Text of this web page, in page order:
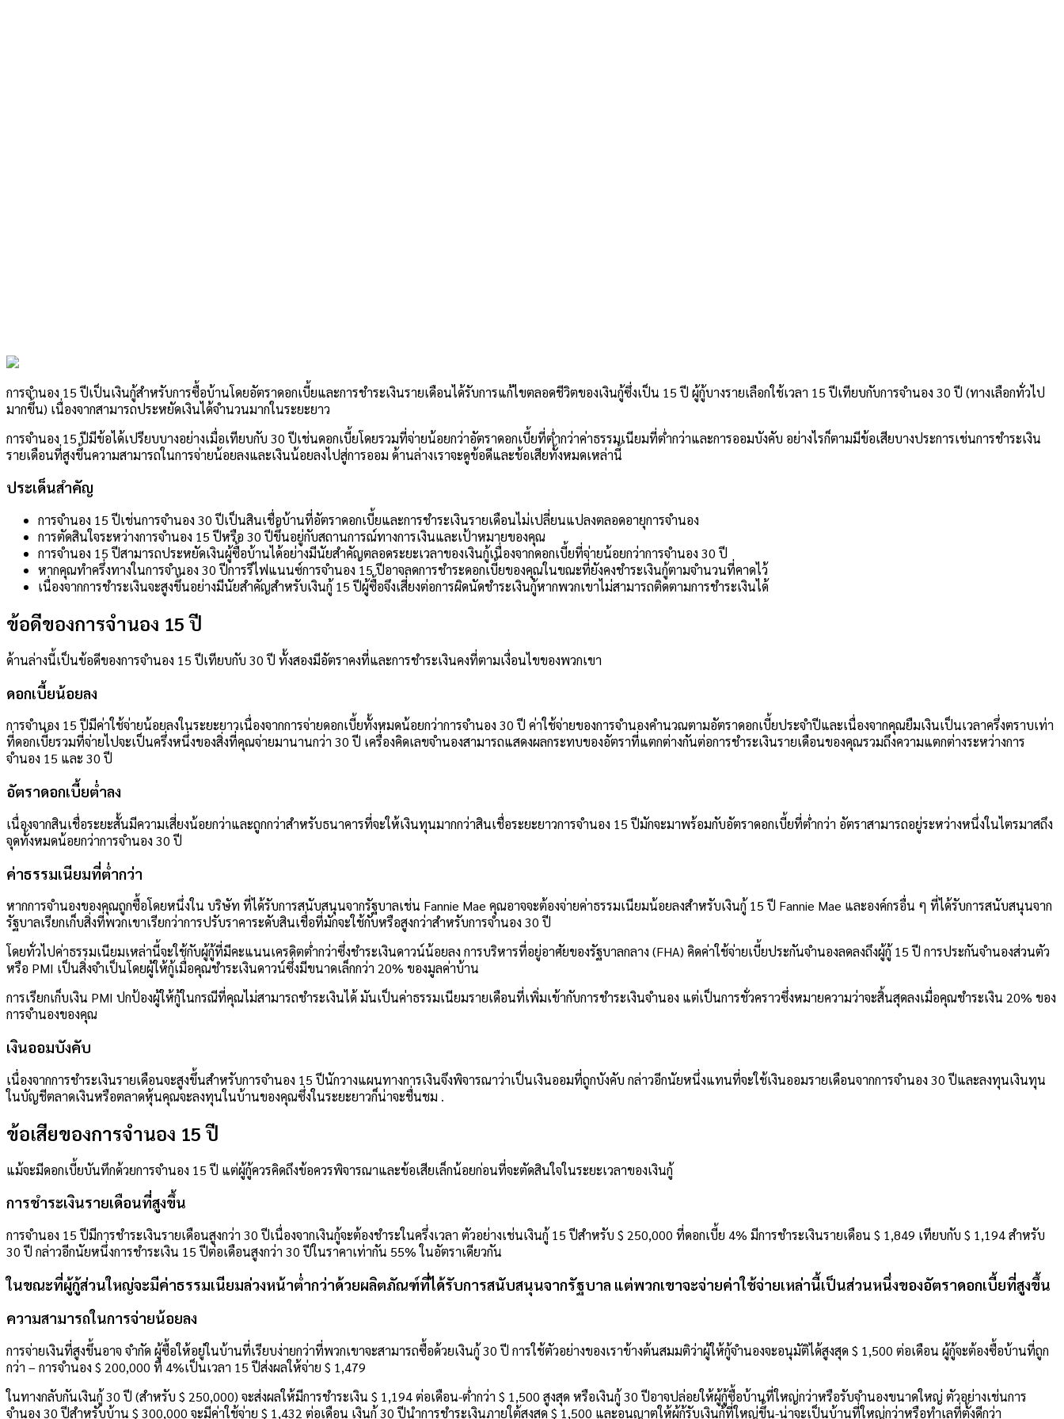
การจำนอง 15 ปีเป็นเงินกู้สำหรับการซื้อบ้านโดยอัตราดอกเบี้ยและการชำระเงินรายเดือนได้รับการแก้ไขตลอดชีวิตของเงินกู้ซึ่งเป็น 15 ปี ผู้กู้บางรายเลือกใช้เวลา 15 ปีเทียบกับการจำนอง 30 ปี (ทางเลือกทั่วไป
มากขึ้น) เนื่องจากสามารถประหยัดเงินได้จำนวนมากในระยะยาว
การจำนอง 15 ปีมีข้อได้เปรียบบางอย่างเมื่อเทียบกับ 30 ปีเช่นดอกเบี้ยโดยรวมที่จ่ายน้อยกว่าอัตราดอกเบี้ยที่ต่ำกว่าค่าธรรมเนียมที่ต่ำกว่าและการออมบังคับ อย่างไรก็ตามมีข้อเสียบางประการเช่นการชำระเงิน
รายเดือนที่สูงขึ้นความสามารถในการจ่ายน้อยลงและเงินน้อยลงไปสู่การออม ด้านล่างเราจะดูข้อดีและข้อเสียทั้งหมดเหล่านี้
ประเด็นสำคัญ
การจำนอง 15 ปีเช่นการจำนอง 30 ปีเป็นสินเชื่อบ้านที่อัตราดอกเบี้ยและการชำระเงินรายเดือนไม่เปลี่ยนแปลงตลอดอายุการจำนอง
การตัดสินใจระหว่างการจำนอง 15 ปีหรือ 30 ปีขึ้นอยู่กับสถานการณ์ทางการเงินและเป้าหมายของคุณ
การจำนอง 15 ปีสามารถประหยัดเงินผู้ซื้อบ้านได้อย่างมีนัยสำคัญตลอดระยะเวลาของเงินกู้เนื่องจากดอกเบี้ยที่จ่ายน้อยกว่าการจำนอง 30 ปี
หากคุณทำครึ่งทางในการจำนอง 30 ปีการรีไฟแนนซ์การจำนอง 15 ปีอาจลดการชำระดอกเบี้ยของคุณในขณะที่ยังคงชำระเงินกู้ตามจำนวนที่คาดไว้
เนื่องจากการชำระเงินจะสูงขึ้นอย่างมีนัยสำคัญสำหรับเงินกู้ 15 ปีผู้ซื้อจึงเสี่ยงต่อการผิดนัดชำระเงินกู้หากพวกเขาไม่สามารถติดตามการชำระเงินได้
ข้อดีของการจำนอง 15 ปี
ด้านล่างนี้เป็นข้อดีของการจำนอง 15 ปีเทียบกับ 30 ปี ทั้งสองมีอัตราคงที่และการชำระเงินคงที่ตามเงื่อนไขของพวกเขา
ดอกเบี้ยน้อยลง
การจำนอง 15 ปีมีค่าใช้จ่ายน้อยลงในระยะยาวเนื่องจากการจ่ายดอกเบี้ยทั้งหมดน้อยกว่าการจำนอง 30 ปี ค่าใช้จ่ายของการจำนองคำนวณตามอัตราดอกเบี้ยประจำปีและเนื่องจากคุณยืมเงินเป็นเวลาครึ่งตราบเท่า
ที่ดอกเบี้ยรวมที่จ่ายไปจะเป็นครึ่งหนึ่งของสิ่งที่คุณจ่ายมานานกว่า 30 ปี เครื่องคิดเลขจำนองสามารถแสดงผลกระทบของอัตราที่แตกต่างกันต่อการชำระเงินรายเดือนของคุณรวมถึงความแตกต่างระหว่างการ
จำนอง 15 และ 30 ปี
อัตราดอกเบี้ยต่ำลง
เนื่องจากสินเชื่อระยะสั้นมีความเสี่ยงน้อยกว่าและถูกกว่าสำหรับธนาคารที่จะให้เงินทุนมากกว่าสินเชื่อระยะยาวการจำนอง 15 ปีมักจะมาพร้อมกับอัตราดอกเบี้ยที่ต่ำกว่า อัตราสามารถอยู่ระหว่างหนึ่งในไตรมาสถึง
จุดทั้งหมดน้อยกว่าการจำนอง 30 ปี
ค่าธรรมเนียมที่ต่ำกว่า
หากการจำนองของคุณถูกซื้อโดยหนึ่งใน บริษัท ที่ได้รับการสนับสนุนจากรัฐบาลเช่น Fannie Mae คุณอาจจะต้องจ่ายค่าธรรมเนียมน้อยลงสำหรับเงินกู้ 15 ปี Fannie Mae และองค์กรอื่น ๆ ที่ได้รับการสนับสนุนจาก
รัฐบาลเรียกเก็บสิ่งที่พวกเขาเรียกว่าการปรับราคาระดับสินเชื่อที่มักจะใช้กับหรือสูงกว่าสำหรับการจำนอง 30 ปี
โดยทั่วไปค่าธรรมเนียมเหล่านี้จะใช้กับผู้กู้ที่มีคะแนนเครดิตต่ำกว่าซึ่งชำระเงินดาวน์น้อยลง การบริหารที่อยู่อาศัยของรัฐบาลกลาง (FHA) คิดค่าใช้จ่ายเบี้ยประกันจำนองลดลงถึงผู้กู้ 15 ปี การประกันจำนองส่วนตัว
หรือ PMI เป็นสิ่งจำเป็นโดยผู้ให้กู้เมื่อคุณชำระเงินดาวน์ซึ่งมีขนาดเล็กกว่า 20% ของมูลค่าบ้าน
การเรียกเก็บเงิน PMI ปกป้องผู้ให้กู้ในกรณีที่คุณไม่สามารถชำระเงินได้ มันเป็นค่าธรรมเนียมรายเดือนที่เพิ่มเข้ากับการชำระเงินจำนอง แต่เป็นการชั่วคราวซึ่งหมายความว่าจะสิ้นสุดลงเมื่อคุณชำระเงิน 20% ของ
การจำนองของคุณ
เงินออมบังคับ
เนื่องจากการชำระเงินรายเดือนจะสูงขึ้นสำหรับการจำนอง 15 ปีนักวางแผนทางการเงินจึงพิจารณาว่าเป็นเงินออมที่ถูกบังคับ กล่าวอีกนัยหนึ่งแทนที่จะใช้เงินออมรายเดือนจากการจำนอง 30 ปีและลงทุนเงินทุน
ในบัญชีตลาดเงินหรือตลาดหุ้นคุณจะลงทุนในบ้านของคุณซึ่งในระยะยาวก็น่าจะชื่นชม .
ข้อเสียของการจำนอง 15 ปี
แม้จะมีดอกเบี้ยบันทึกด้วยการจำนอง 15 ปี แต่ผู้กู้ควรคิดถึงข้อควรพิจารณาและข้อเสียเล็กน้อยก่อนที่จะตัดสินใจในระยะเวลาของเงินกู้
การชำระเงินรายเดือนที่สูงขึ้น
การจำนอง 15 ปีมีการชำระเงินรายเดือนสูงกว่า 30 ปีเนื่องจากเงินกู้จะต้องชำระในครึ่งเวลา ตัวอย่างเช่นเงินกู้ 15 ปีสำหรับ $ 250,000 ที่ดอกเบี้ย 4% มีการชำระเงินรายเดือน $ 1,849 เทียบกับ $ 1,194 สำหรับ
30 ปี กล่าวอีกนัยหนึ่งการชำระเงิน 15 ปีต่อเดือนสูงกว่า 30 ปีในราคาเท่ากัน 55% ในอัตราเดียวกัน
ในขณะที่ผู้กู้ส่วนใหญ่จะมีค่าธรรมเนียมล่วงหน้าต่ำกว่าด้วยผลิตภัณฑ์ที่ได้รับการสนับสนุนจากรัฐบาล แต่พวกเขาจะจ่ายค่าใช้จ่ายเหล่านี้เป็นส่วนหนึ่งของอัตราดอกเบี้ยที่สูงขึ้น
ความสามารถในการจ่ายน้อยลง
การจ่ายเงินที่สูงขึ้นอาจ จำกัด ผู้ซื้อให้อยู่ในบ้านที่เรียบง่ายกว่าที่พวกเขาจะสามารถซื้อด้วยเงินกู้ 30 ปี การใช้ตัวอย่างของเราข้างต้นสมมติว่าผู้ให้กู้จำนองจะอนุมัติได้สูงสุด $ 1,500 ต่อเดือน ผู้กู้จะต้องซื้อบ้านที่ถูก
กว่า – การจำนอง $ 200,000 ที่ 4%เป็นเวลา 15 ปีส่งผลให้จ่าย $ 1,479
ในทางกลับกันเงินกู้ 30 ปี (สำหรับ $ 250,000) จะส่งผลให้มีการชำระเงิน $ 1,194 ต่อเดือน-ต่ำกว่า $ 1,500 สูงสุด หรือเงินกู้ 30 ปีอาจปล่อยให้ผู้กู้ซื้อบ้านที่ใหญ่กว่าหรือรับจำนองขนาดใหญ่ ตัวอย่างเช่นการ
จำนอง 30 ปีสำหรับบ้าน $ 300,000 จะมีค่าใช้จ่าย $ 1,432 ต่อเดือน เงินกู้ 30 ปีนำการชำระเงินภายใต้สูงสุด $ 1,500 และอนุญาตให้ผู้กู้รับเงินกู้ที่ใหญ่ขึ้น-น่าจะเป็นบ้านที่ใหญ่กว่าหรือทำเลที่ตั้งดีกว่า